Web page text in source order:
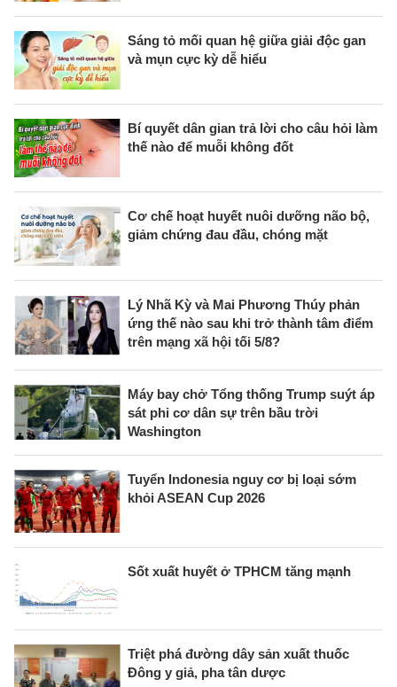
Sáng tỏ mối quan hệ giữa giải độc gan
và mụn cực kỳ dễ hiểu
Bí quyết dân gian trả lời cho câu hỏi làm
thế nào để muỗi không đốt
Cơ chế hoạt huyết nuôi dưỡng não bộ,
giảm chứng đau đầu, chóng mặt
Lý Nhã Kỳ và Mai Phương Thúy phản
ứng thế nào sau khi trở thành tâm điểm
trên mạng xã hội tối 5/8?
Máy bay chở Tổng thống Trump suýt áp
sát phi cơ dân sự trên bầu trời
Washington
Tuyển Indonesia nguy cơ bị loại sớm
khỏi ASEAN Cup 2026
Sốt xuất huyết ở TPHCM tăng mạnh
Triệt phá đường dây sản xuất thuốc
Đông y giả, pha tân dược